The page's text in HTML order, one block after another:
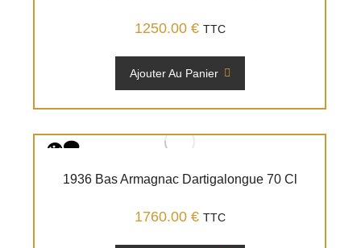
1250.00 € TTC
Ajouter Au Panier
1936 Bas Armagnac Dartigalongue 70 Cl
1760.00 € TTC